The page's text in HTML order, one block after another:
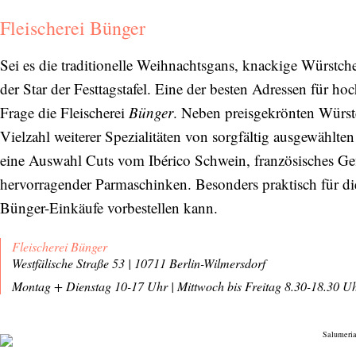
Fleischerei Bünger
Sei es die traditionelle Weihnachtsgans, knackige
der Star der Festtagstafel. Eine der besten Adressen für
Frage die Fleischerei Bünger. Neben preisgekrönten
Vielzahl weiterer Spezialitäten von sorgfältig
eine Auswahl Cuts vom Ibérico Schwein, französisches
hervorragender Parmaschinken. Besonders praktisch für
Bünger-Einkäufe vorbestellen kann.
Fleischerei Bünger
Westfälische Straße 53 | 10711 Berlin-Wilmersdorf
Montag + Dienstag 10-17 Uhr| Mittwoch bis Freitag 8.30-18.30
Abonnieren Sie unseren Newsletter